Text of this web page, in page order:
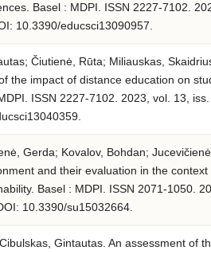
Basel : MDPI. ISSN 2227-7102.
10.3390/educsci13090957.
Čiutienė, Rūta; Miliauskas,
the impact of distance education on
ISSN 2227-7102. 2023, vol. 13, iss.
Gerda; Kovalov, Bohdan;
and their evaluation in the context
Basel : MDPI. ISSN 2071-1050.
10.3390/su15032664.
Gintautas. An assessment of